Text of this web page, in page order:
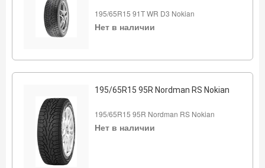
195/65R15 91T WR D3 Nokian
Нет в наличии
195/65R15 95R Nordman RS Nokian
195/65R15 95R Nordman RS Nokian
Нет в наличии